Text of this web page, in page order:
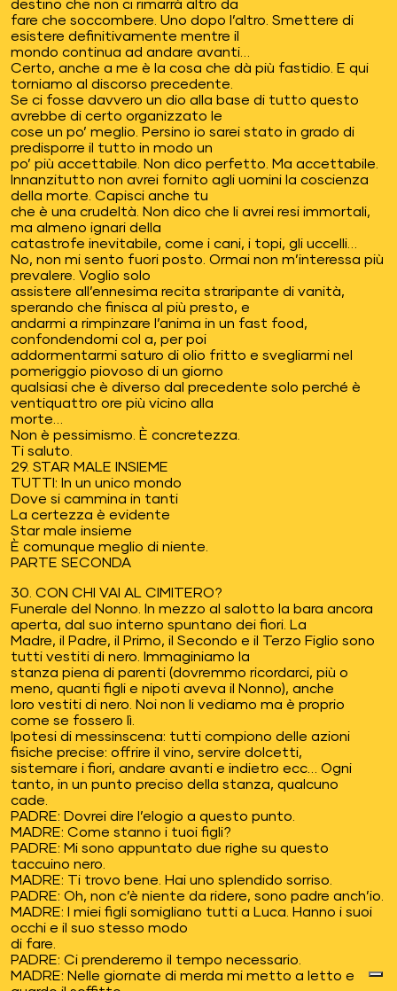
destino che non ci rimarrà altro da
fare che soccombere. Uno dopo l’altro. Smettere di
esistere definitivamente mentre il
mondo continua ad andare avanti…
Certo, anche a me è la cosa che dà più fastidio. E qui
torniamo al discorso precedente.
Se ci fosse davvero un dio alla base di tutto questo
avrebbe di certo organizzato le
cose un po’ meglio. Persino io sarei stato in grado di
predisporre il tutto in modo un
po’ più accettabile. Non dico perfetto. Ma accettabile.
Innanzitutto non avrei fornito agli uomini la coscienza
della morte. Capisci anche tu
che è una crudeltà. Non dico che li avrei resi immortali,
ma almeno ignari della
catastrofe inevitabile, come i cani, i topi, gli uccelli…
No, non mi sento fuori posto. Ormai non m’interessa più
prevalere. Voglio solo
assistere all’ennesima recita straripante di vanità,
sperando che finisca al più presto, e
andarmi a rimpinzare l’anima in un fast food,
confondendomi col a, per poi
addormentarmi saturo di olio fritto e svegliarmi nel
pomeriggio piovoso di un giorno
qualsiasi che è diverso dal precedente solo perché è
ventiquattro ore più vicino alla
morte…
Non è pessimismo. È concretezza.
Ti saluto.
29. STAR MALE INSIEME
TUTTI: In un unico mondo
Dove si cammina in tanti
La certezza è evidente
Star male insieme
È comunque meglio di niente.
PARTE SECONDA
30. CON CHI VAI AL CIMITERO?
Funerale del Nonno. In mezzo al salotto la bara ancora
aperta, dal suo interno spuntano dei fiori. La
Madre, il Padre, il Primo, il Secondo e il Terzo Figlio sono
tutti vestiti di nero. Immaginiamo la
stanza piena di parenti (dovremmo ricordarci, più o
meno, quanti figli e nipoti aveva il Nonno), anche
loro vestiti di nero. Noi non li vediamo ma è proprio
come se fossero lì.
Ipotesi di messinscena: tutti compiono delle azioni
fisiche precise: offrire il vino, servire dolcetti,
sistemare i fiori, andare avanti e indietro ecc… Ogni
tanto, in un punto preciso della stanza, qualcuno
cade.
PADRE: Dovrei dire l’elogio a questo punto.
MADRE: Come stanno i tuoi figli?
PADRE: Mi sono appuntato due righe su questo
taccuino nero.
MADRE: Ti trovo bene. Hai uno splendido sorriso.
PADRE: Oh, non c’è niente da ridere, sono padre anch’io.
MADRE: I miei figli somigliano tutti a Luca. Hanno i suoi
occhi e il suo stesso modo
di fare.
PADRE: Ci prenderemo il tempo necessario.
MADRE: Nelle giornate di merda mi metto a letto e